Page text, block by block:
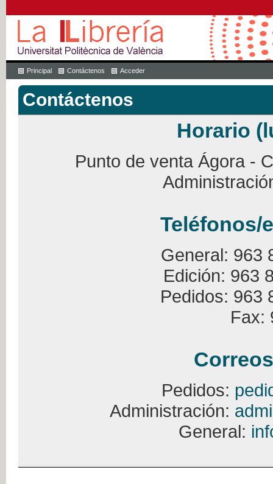
Principal Contáctenos Acceder
Contáctenos
Horario
Punto de venta Ágora -
Teléfonos/
General: 963
Edición: 963
Pedidos: 963
Fax:
Pedidos:
Administración:
General: